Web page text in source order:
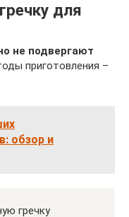
для
не подвергают
приготовления –
обзор и
гречку